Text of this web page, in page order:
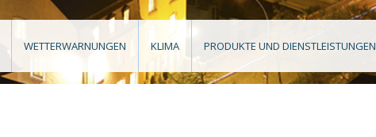
WETTERWARNUNGEN KLIMA PRODUKTE UND DIENSTLEISTUNGEN